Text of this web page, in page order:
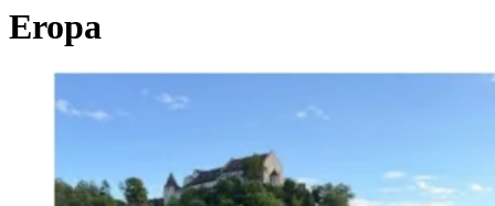
Eropa